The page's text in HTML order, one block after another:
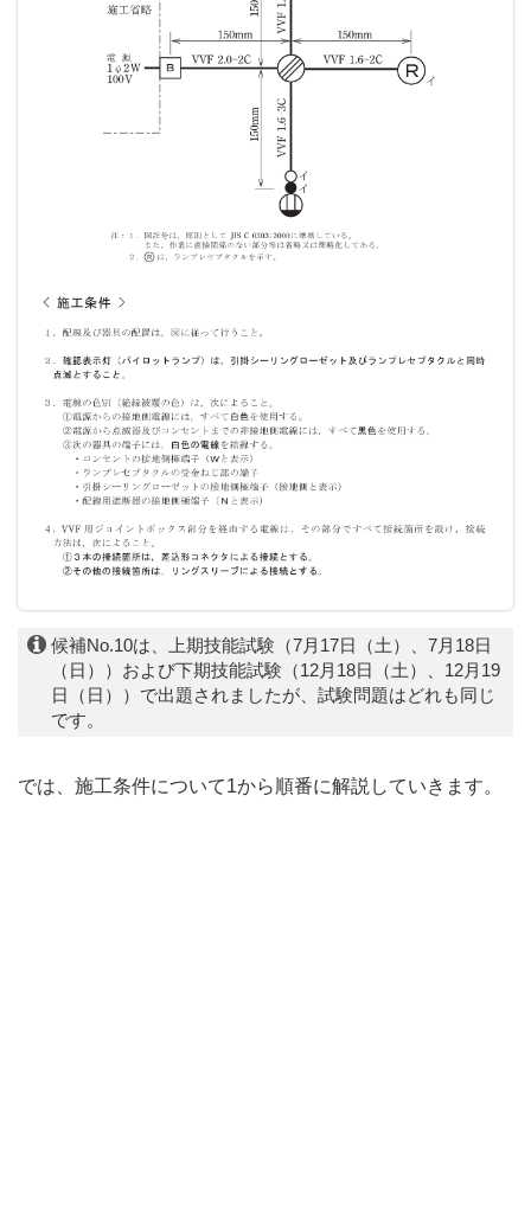
候補No.10は、上期技能試験（7月17日（土）、7月18日
（日））および下期技能試験（12月18日（土）、12月19
日（日））で出題されましたが、試験問題はどれも同じ
です。
では、施工条件について1から順番に解説していきます。